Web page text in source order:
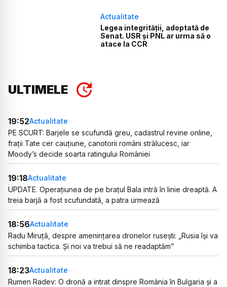
Actualitate
Legea integrității, adoptată de
Senat. USR și PNL ar urma să o
atace la CCR
ULTIMELE
19:52Actualitate
PE SCURT: Barjele se scufundă greu, cadastrul revine online,
frații Tate cer cauțiune, canotorii români strălucesc, iar
Moody’s decide soarta ratingului României
19:18Actualitate
UPDATE. Operațiunea de pe brațul Bala intră în linie dreaptă. A
treia barjă a fost scufundată, a patra urmează
18:56Actualitate
Radu Miruță, despre amenințarea dronelor rusești: „Rusia își va
schimba tactica. Și noi va trebui să ne readaptăm”
18:23Actualitate
Rumen Radev: O dronă a intrat dinspre România în Bulgaria și a